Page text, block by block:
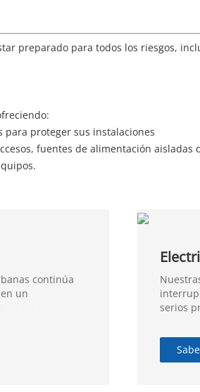
preparado para todos los riesgos,
para proteger sus instalaciones
fuentes de alimentación aisladas
continúa
un
serios
acceso,